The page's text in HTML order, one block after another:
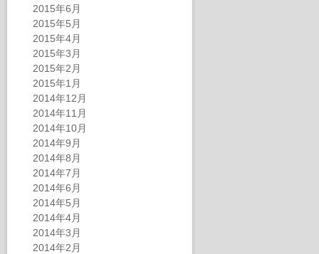
2015年6月
2015年5月
2015年4月
2015年3月
2015年2月
2015年1月
2014年12月
2014年11月
2014年10月
2014年9月
2014年8月
2014年7月
2014年6月
2014年5月
2014年4月
2014年3月
2014年2月